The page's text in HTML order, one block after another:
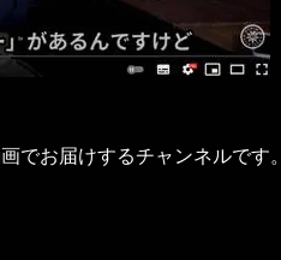
でお届けするチャンネルです。